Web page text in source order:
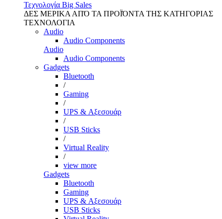
Τεχνολογία Big Sales
ΔΕΣ ΜΕΡΙΚΑ ΑΠΌ ΤΑ ΠΡΟΪΌΝΤΑ ΤΗΣ ΚΑΤΗΓΟΡΙΑΣ
ΤΕΧΝΟΛΟΓΙΑ
Audio
Audio Components
Audio
Audio Components
Gadgets
Bluetooth
/
Gaming
/
UPS & Αξεσουάρ
/
USB Sticks
/
Virtual Reality
/
view more
Gadgets
Bluetooth
Gaming
UPS & Αξεσουάρ
USB Sticks